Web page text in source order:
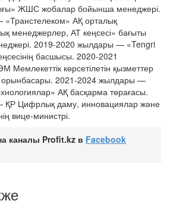
ЖШС жобалар бойынша менеджері.
АҚ орталық
менеджерлер, АТ кеңсесі» бағыты
2019-2020 жылдары — «Tengri
басшысы. 2020-2021
көрсетілетін қызметтер
орынбасары. 2021-2024 жылдары —
АҚ басқарма төрағасы.
Цифрлық даму, инновациялар және
вице-министрі.
каналы Profit.kz в Facebook